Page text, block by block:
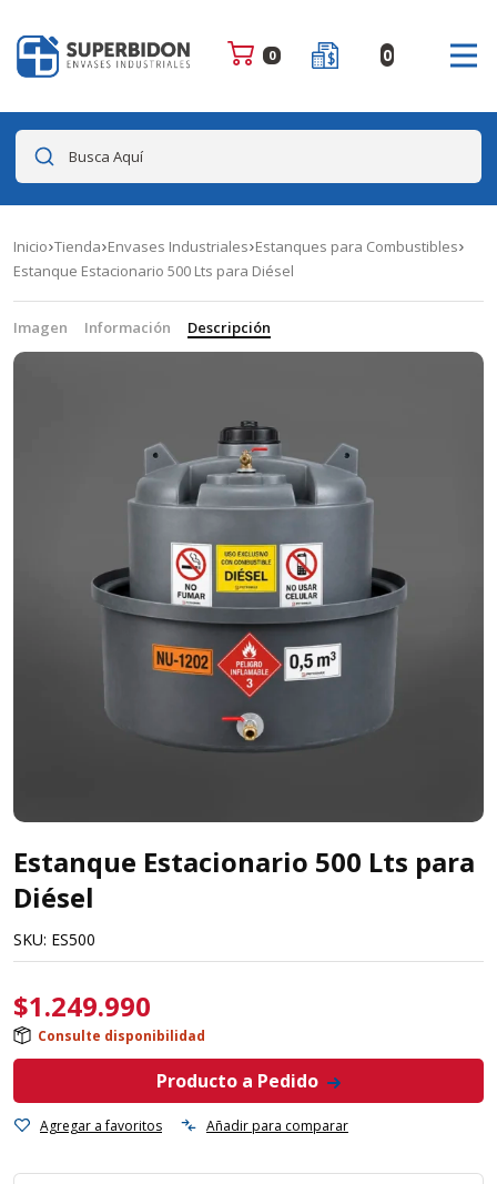
0 0
Busca Aquí
Inicio Tienda Envases Industriales Estanques para Combustibles
Estanque Estacionario 500 Lts para Diésel
Imagen Información Descripción
Estanque Estacionario 500 Lts para
Diésel
SKU: ES500
$1.249.990
Consulte disponibilidad
Producto a Pedido
Agregar a favoritos Añadir para comparar